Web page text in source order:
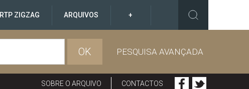
RTP ZIGZAG ARQUIVOS +
OK PESQUISA AVANÇADA
SOBRE O ARQUIVO CONTACTOS